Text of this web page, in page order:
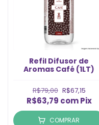
Refil Difusor de
Aromas Café (1LT)
R$79,00 R$67,15
R$63,79 com Pix
COMPRAR